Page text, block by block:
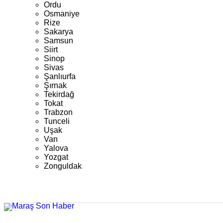
Ordu
Osmaniye
Rize
Sakarya
Samsun
Siirt
Sinop
Sivas
Şanlıurfa
Şırnak
Tekirdağ
Tokat
Trabzon
Tunceli
Uşak
Van
Yalova
Yozgat
Zonguldak